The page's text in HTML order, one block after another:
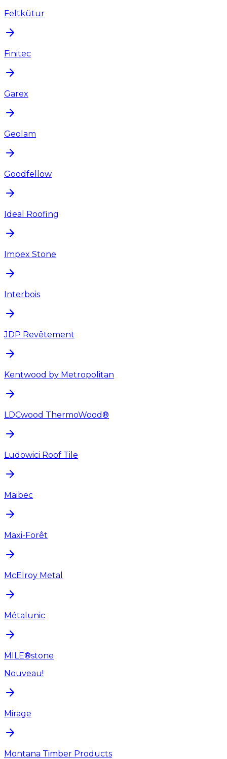
Feltkütur
Finitec
Garex
Geolam
Goodfellow
Ideal Roofing
Impex Stone
Interbois
JDP Revêtement
Kentwood by Metropolitan
LDCwood ThermoWood®
Ludowici Roof Tile
Maibec
Maxi-Forêt
McElroy Metal
Métalunic
MILE®stone
Nouveau!
Mirage
Montana Timber Products